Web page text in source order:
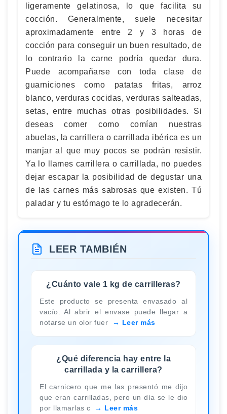
ligeramente gelatinosa, lo que facilita su
cocción. Generalmente, suele necesitar
aproximadamente entre 2 y 3 horas de
cocción para conseguir un buen resultado, de
lo contrario la carne podría quedar dura.
Puede acompañarse con toda clase de
guarniciones como patatas fritas, arroz
blanco, verduras cocidas, verduras salteadas,
setas, entre muchas otras posibilidades. Si
deseas comer como comían nuestras
abuelas, la carrillera o carrillada ibérica es un
manjar al que muy pocos se podrán resistir.
Ya lo llames carrillera o carrillada, no puedes
dejar escapar la posibilidad de degustar una
de las carnes más sabrosas que existen. Tú
paladar y tu estómago te lo agradecerán.
LEER TAMBIÉN
¿Cuánto vale 1 kg de carrilleras?
Este producto se presenta envasado al
vacío. Al abrir el envase puede llegar a
notarse un olor fuer
Leer más
¿Qué diferencia hay entre la
carrillada y la carrillera?
El carnicero que me las presentó me dijo
que eran carrilladas, pero un día se le dio
por llamarlas c
Leer más